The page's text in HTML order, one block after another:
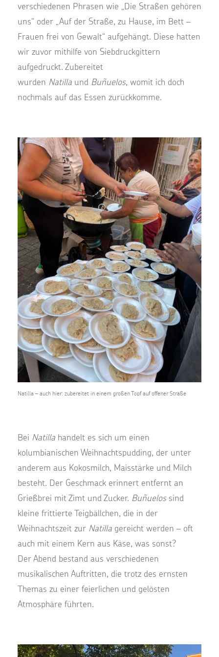
verschiedenen Phrasen wie „Die Straßen gehören
uns“ oder „Auf der Straße, zu Hause, im Bett –
Frauen frei von Gewalt“ aufgehängt. Diese hatten
wir zuvor mithilfe von Siebdruckgittern
aufgedruckt. Zubereitet
wurden Natilla und Buñuelos, womit ich doch
nochmals auf das Essen zurückkomme.
Natilla – auch hier: zubereitet in einem großen Topf auf offener Straße
Bei Natilla handelt es sich um einen
kolumbianischen Weihnachtspudding, der unter
anderem aus Kokosmilch, Maisstärke und Milch
besteht. Der Geschmack erinnert entfernt an
Grießbrei mit Zimt und Zucker. Buñuelossind
kleine frittierte Teigbällchen, die in der
Weihnachtszeit zur Natilla gereicht werden – oft
auch mit einem Kern aus Käse, was sonst?
Der Abend bestand aus verschiedenen
musikalischen Auftritten, die trotz des ernsten
Themas zu einer feierlichen und gelösten
Atmosphäre führten.